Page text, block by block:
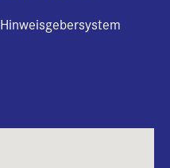
Hinweisgebersystem